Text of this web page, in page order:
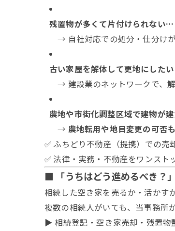
残置物が多くて片付けられない…
→ 自社対応での処分・仕分けが
古い家屋を解体して更地にしたい
→ 建設業のネットワークで、
農地や市街化調整区域で建物が
→ 農地転用や地目変更の可否
✅ ふちどり不動産（提携）での売
✅ 法律・実務・不動産をワンス
■ 「うちはどう進めるべき？
相続した空き家を売るか・活かすか
複数の相続人がいても、当事務所
▶ 相続登記・空き家売却・残置物